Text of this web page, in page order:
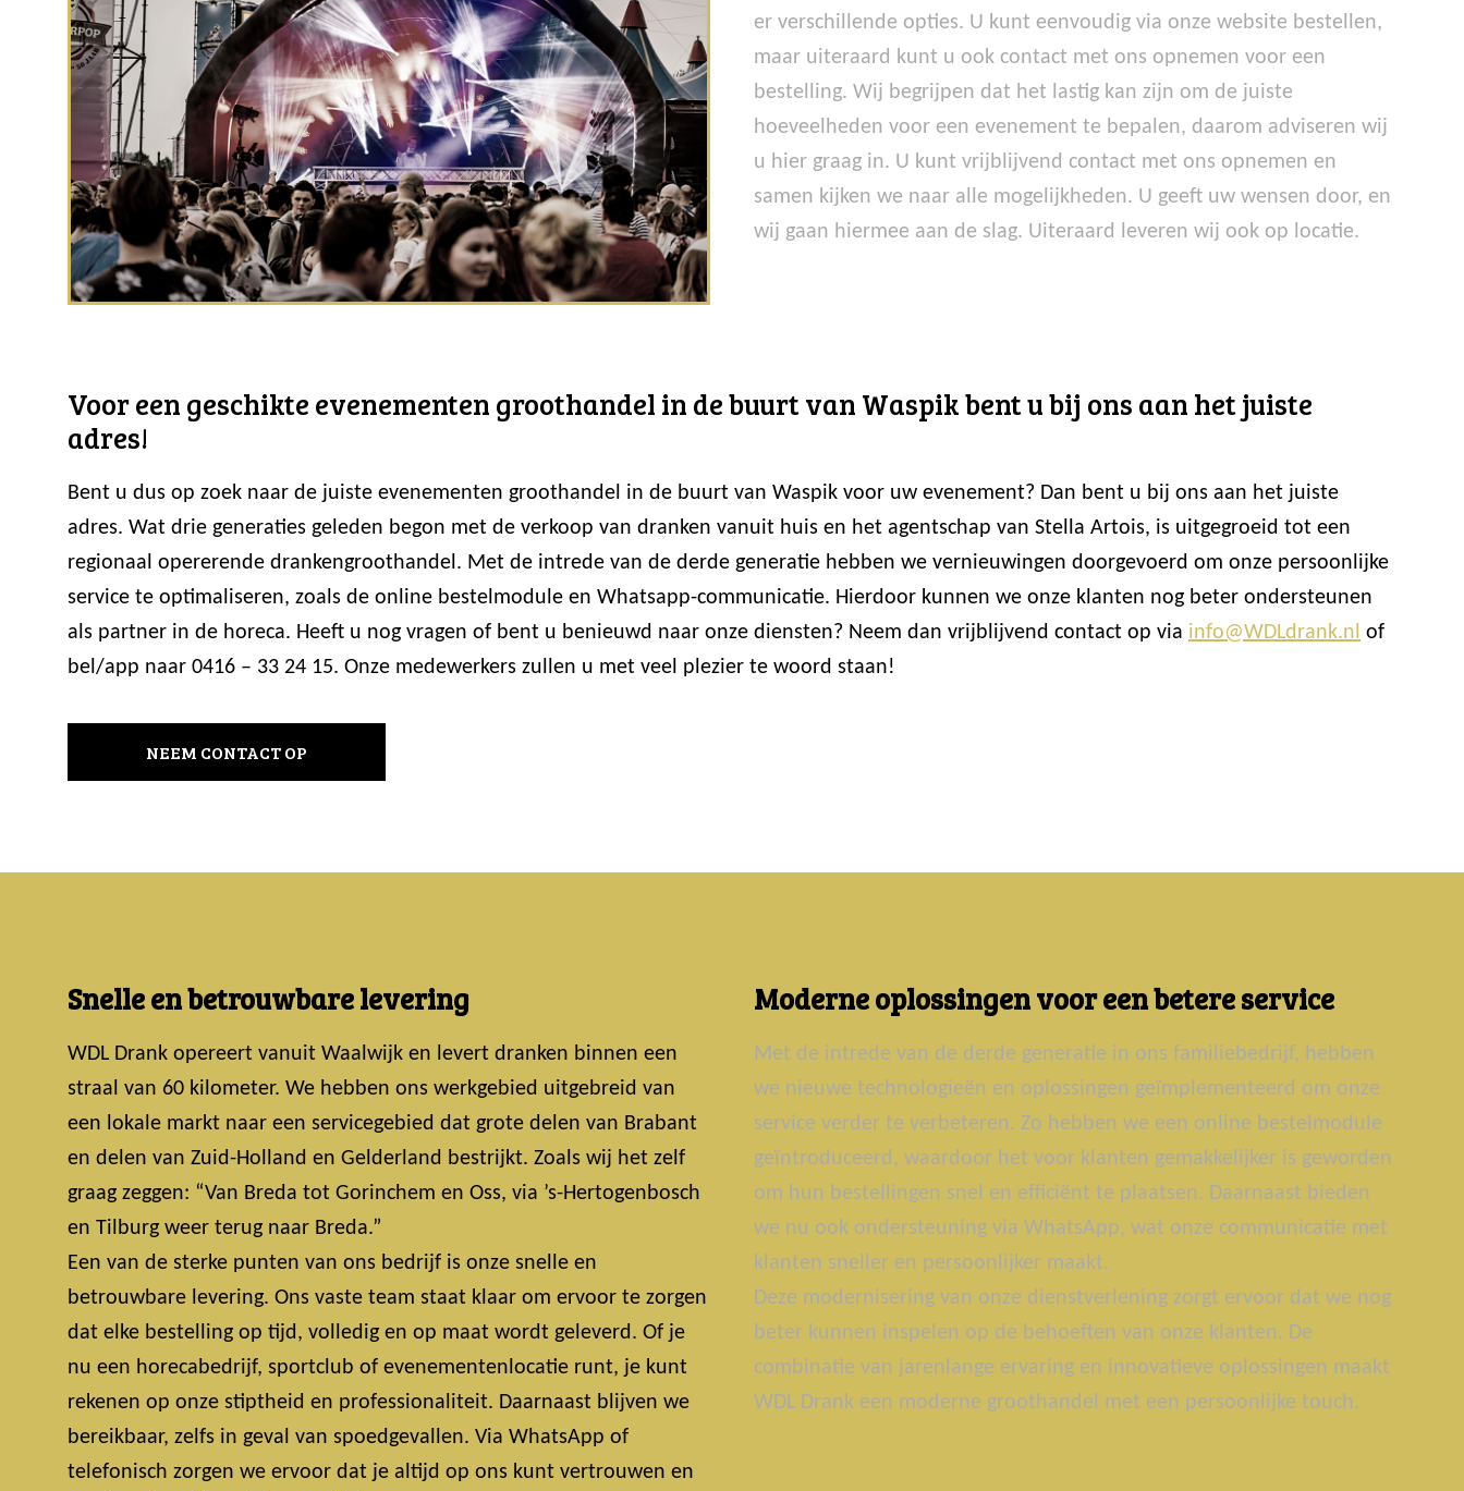
er verschillende opties. U kunt eenvoudig via onze website bestellen,
maar uiteraard kunt u ook contact met ons opnemen voor een
bestelling. Wij begrijpen dat het lastig kan zijn om de juiste
hoeveelheden voor een evenement te bepalen, daarom adviseren wij
u hier graag in. U kunt vrijblijvend contact met ons opnemen en
samen kijken we naar alle mogelijkheden. U geeft uw wensen door, en
wij gaan hiermee aan de slag. Uiteraard leveren wij ook op locatie.
Voor een geschikte evenementen groothandel in de buurt van Waspik bent u bij ons aan het juiste
adres!
Bent u dus op zoek naar de juiste evenementen groothandel in de buurt van Waspik voor uw evenement? Dan bent u bij ons aan het juiste
adres. Wat drie generaties geleden begon met de verkoop van dranken vanuit huis en het agentschap van Stella Artois, is uitgegroeid tot een
regionaal opererende drankengroothandel. Met de intrede van de derde generatie hebben we vernieuwingen doorgevoerd om onze persoonlijke
service te optimaliseren, zoals de online bestelmodule en Whatsapp-communicatie. Hierdoor kunnen we onze klanten nog beter ondersteunen
als partner in de horeca. Heeft u nog vragen of bent u benieuwd naar onze diensten? Neem dan vrijblijvend contact op via info@WDLdrank.nl of
bel/app naar 0416 – 33 24 15. Onze medewerkers zullen u met veel plezier te woord staan!
NEEM CONTACT OP
Snelle en betrouwbare levering
WDL Drank opereert vanuit Waalwijk en levert dranken binnen een
straal van 60 kilometer. We hebben ons werkgebied uitgebreid van
een lokale markt naar een servicegebied dat grote delen van Brabant
en delen van Zuid-Holland en Gelderland bestrijkt. Zoals wij het zelf
graag zeggen: “Van Breda tot Gorinchem en Oss, via ’s-Hertogenbosch
en Tilburg weer terug naar Breda.”
Een van de sterke punten van ons bedrijf is onze snelle en
betrouwbare levering. Ons vaste team staat klaar om ervoor te zorgen
dat elke bestelling op tijd, volledig en op maat wordt geleverd. Of je
nu een horecabedrijf, sportclub of evenementenlocatie runt, je kunt
rekenen op onze stiptheid en professionaliteit. Daarnaast blijven we
bereikbaar, zelfs in geval van spoedgevallen. Via WhatsApp of
telefonisch zorgen we ervoor dat je altijd op ons kunt vertrouwen en
Moderne oplossingen voor een betere service
Met de intrede van de derde generatie in ons familiebedrijf, hebben
we nieuwe technologieën en oplossingen geïmplementeerd om onze
service verder te verbeteren. Zo hebben we een online bestelmodule
geïntroduceerd, waardoor het voor klanten gemakkelijker is geworden
om hun bestellingen snel en efficiënt te plaatsen. Daarnaast bieden
we nu ook ondersteuning via WhatsApp, wat onze communicatie met
klanten sneller en persoonlijker maakt.
Deze modernisering van onze dienstverlening zorgt ervoor dat we nog
beter kunnen inspelen op de behoeften van onze klanten. De
combinatie van jarenlange ervaring en innovatieve oplossingen maakt
WDL Drank een moderne groothandel met een persoonlijke touch.